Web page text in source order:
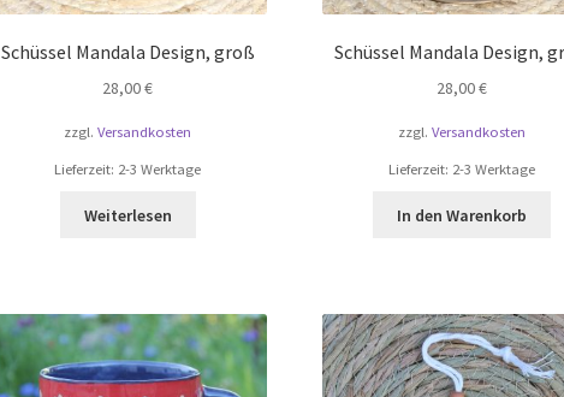
Schüssel Mandala Design, groß
28,00€
zzgl.Versandkosten
Lieferzeit: 2-3 Werktage
Weiterlesen
Schüssel Mandala Design,
28,00€
zzgl. Versandkosten
Lieferzeit: 2-3 Werktage
In den Warenkorb